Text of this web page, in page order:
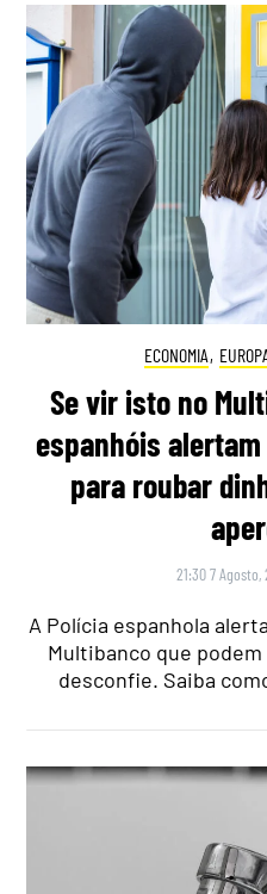
ECONOMIA,
Se vir isto no
espanhóis
para roubar
21:30 7 Agosto,
A Polícia espanhola
Multibanco que
desconfie. Saiba